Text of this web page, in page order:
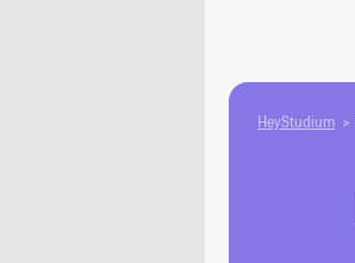
HeyStudium